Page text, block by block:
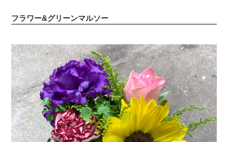
フラワー&グリーンマルソー